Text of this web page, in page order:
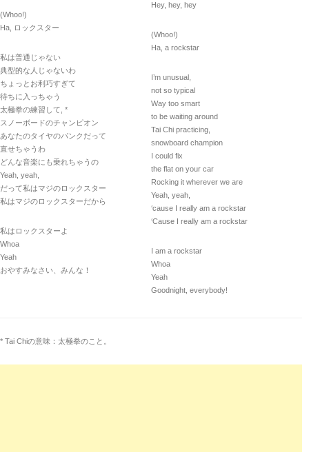
(Whoo!)
Ha, ロックスター
私は普通じゃない
典型的な人じゃないわ
ちょっとお利巧すぎて
待ちに入っちゃう
太極拳の練習して, *
スノーボードのチャンピオン
あなたのタイヤのパンクだって
直せちゃうわ
どんな音楽にも乗れちゃうの
Yeah, yeah,
だって私はマジのロックスター
私はマジのロックスターだから
私はロックスターよ
Whoa
Yeah
おやすみなさい、みんな！
Hey, hey, hey
(Whoo!)
Ha, a rockstar
I’m unusual,
not so typical
Way too smart
to be waiting around
Tai Chi practicing,
snowboard champion
I could fix
the flat on your car
Rocking it wherever we are
Yeah, yeah,
‘cause I really am a rockstar
‘Cause I really am a rockstar
I am a rockstar
Whoa
Yeah
Goodnight, everybody!
* Tai Chiの意味：太極拳のこと。